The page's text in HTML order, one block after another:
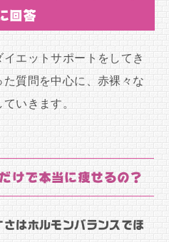
回答
エットサポートをしてき
質問を中心に、赤裸々な
いきます。
けで本当に痩せるの？
さはホルモンバランスでほ